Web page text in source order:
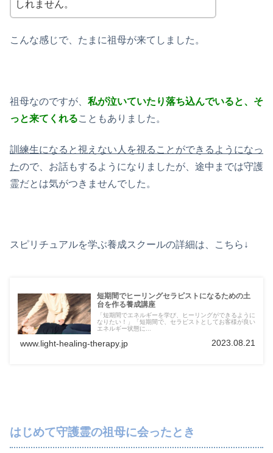
しれません。
こんな感じで、たまに祖母が来てしました。
祖母なのですが、 私が泣いていたり落ち込んでいると、そ
っと来てくれることもありました。
訓練生になると視えない人を視ることができるようになっ
たので、お話もするようになりましたが、途中までは守護
霊だとは気がつきませんでした。
スピリチュアルを学ぶ養成スクールの詳細は、こちら↓
短期間でヒーリングセラピストになるための土
台を作る養成講座
「短期間でエネルギーを学び、ヒーリングができるように
なりたい！」「短期間で、セラピストとしてお客様が良い
エネルギー状態に...
www.light-healing-therapy.jp 2023.08.21
はじめて守護霊の祖母に会ったとき